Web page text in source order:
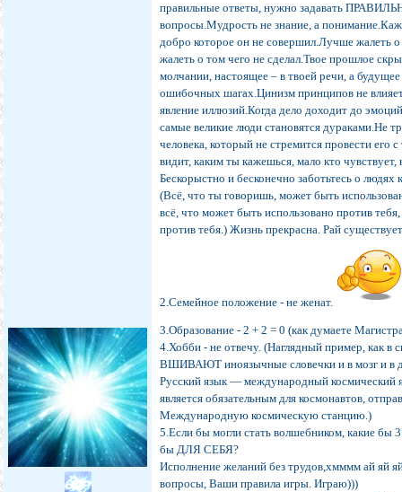
правильные ответы, нужно задавать
вопросы.Мудрость не знание, а
добро которое он не совершил.Лучше жалеть
жалеть о том чего не сделал.Твое прошлое
молчании, настоящее – в твоей речи, а
ошибочных шагах.Цинизм принципов не
явление иллюзий.Когда дело доходит до
самые великие люди становятся дураками.Не
человека, который не стремится провести его
видит, каким ты кажешься, мало кто чувствует,
Бескорыстно и бесконечно заботьтесь о
(Всё, что ты говоришь, может быть
всё, что может быть использовано против
против тебя.) Жизнь прекрасна. Рай
2.Семейное положение - не женат.
3.Образование - 2 + 2 = 0 (как думаете
4.Хобби - не отвечу. (Наглядный пример, как в
ВШИВАЮТ иноязычные словечки и в мозг и в
Русский язык — международный космический
является обязательным для космонавтов,
Международную космическую станцию.)
5.Если бы могли стать волшебником, какие бы
бы ДЛЯ СЕБЯ?
Исполнение желаний без трудов,хмммм ай яй
вопросы, Ваши правила игры. Играю)))